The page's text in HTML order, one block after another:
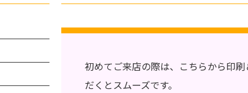
初めてご来店の際は、こちらから印
だくとスムーズです。